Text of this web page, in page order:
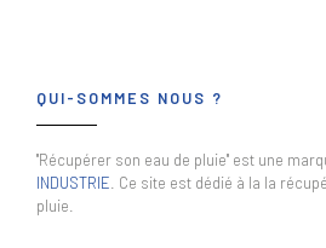
QUI-SOMMES NOUS ?
"Récupérer son eau de pluie" est une
INDUSTRIE . Ce site est dédié à la la
pluie.